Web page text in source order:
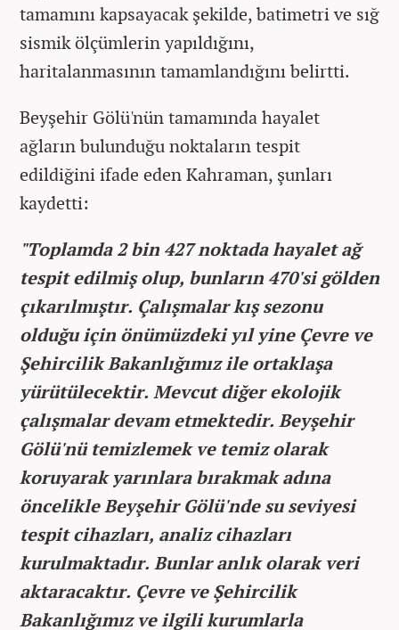
tamamını kapsayacak şekilde, batimetri ve sığ
sismik ölçümlerin yapıldığını,
haritalanmasının tamamlandığını belirtti.
Beyşehir Gölü'nün tamamında hayalet
ağların bulunduğu noktaların tespit
edildiğini ifade eden Kahraman, şunları
kaydetti:
"Toplamda 2 bin 427 noktada hayalet ağ
tespit edilmiş olup, bunların 470'si gölden
çıkarılmıştır. Çalışmalar kış sezonu
olduğu için önümüzdeki yıl yine Çevre ve
Şehircilik Bakanlığımız ile ortaklaşa
yürütülecektir. Mevcut diğer ekolojik
çalışmalar devam etmektedir. Beyşehir
Gölü'nü temizlemek ve temiz olarak
koruyarak yarınlara bırakmak adına
öncelikle Beyşehir Gölü'nde su seviyesi
tespit cihazları, analiz cihazları
kurulmaktadır. Bunlar anlık olarak veri
aktaracaktır. Çevre ve Şehircilik
Bakanlığımız ve ilgili kurumlarla